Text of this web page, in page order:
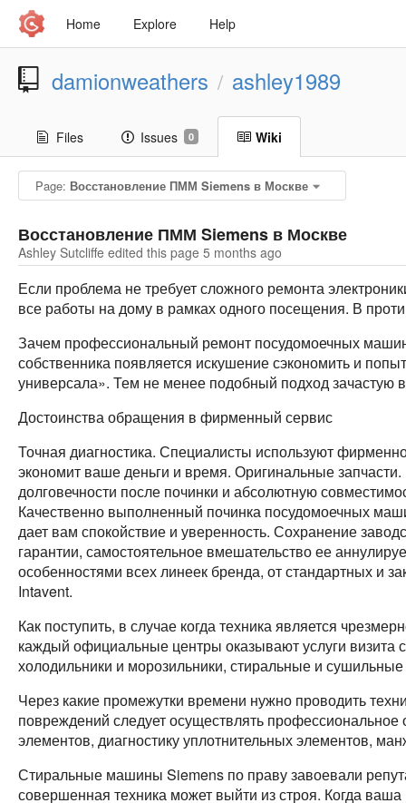
Home Explore Help
damionweathers / ashley1989
Files Issues 0 Wiki
Page: Восстановление ПММ Siemens в Москве
Восстановление ПММ Siemens в Москве
Ashley Sutcliffe edited this page 5 months ago
Если проблема не требует сложного ремонта
все работы на дому в рамках одного посещения. В
Зачем профессиональный ремонт посудомоечных
собственника появляется искушение сэкономить и
универсала». Тем не менее подобный подход зачастую
Достоинства обращения в фирменный сервис
Точная диагностика. Специалисты используют
экономит ваше деньги и время. Оригинальные
долговечности после починки и абсолютную
Качественно выполненный починка посудомоечных
дает вам спокойствие и уверенность. Сохранение
гарантии, самостоятельное вмешательство ее
особенностями всех линеек бренда, от стандартных и
Intavent.
Как поступить, в случае когда техника является
каждый официальные центры оказывают услуги визита
холодильники и морозильники, стиральные и
Через какие промежутки времени нужно проводить
повреждений следует осуществлять
элементов, диагностику уплотнительных элементов,
Стиральные машины Siemens по праву завоевали
совершенная техника может выйти из строя. Когда